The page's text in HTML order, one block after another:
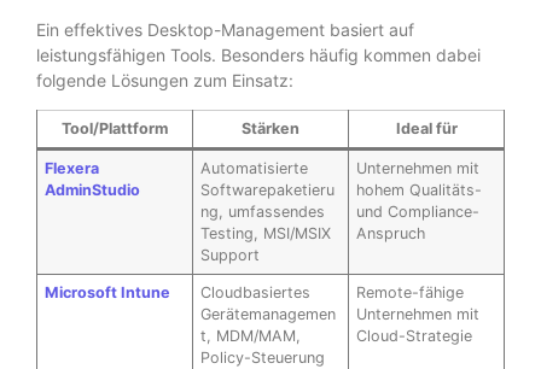
Ein effektives Desktop-Management basiert auf
leistungsfähigen Tools. Besonders häufig kommen dabei
folgende Lösungen zum Einsatz:
Tool/Plattform Stärken Ideal für
Flexera
AdminStudio
Automatisierte
Softwarepaketieru
ng, umfassendes
Testing, MSI/MSIX
Support
Unternehmen mit
hohem Qualitäts-
und Compliance-
Anspruch
Microsoft Intune
Cloudbasiertes
Gerätemanagemen
t, MDM/MAM,
Policy-Steuerung
Remote-fähige
Unternehmen mit
Cloud-Strategie